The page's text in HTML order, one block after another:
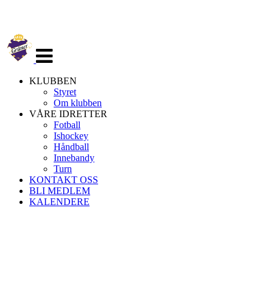
navigasjon
KLUBBEN
Styret
Om klubben
VÅRE IDRETTER
Fotball
Ishockey
Håndball
Innebandy
Turn
KONTAKT OSS
BLI MEDLEM
KALENDERE